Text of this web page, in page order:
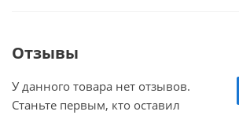
Отзывы
У данного товара нет отзывов.
Станьте первым, кто оставил